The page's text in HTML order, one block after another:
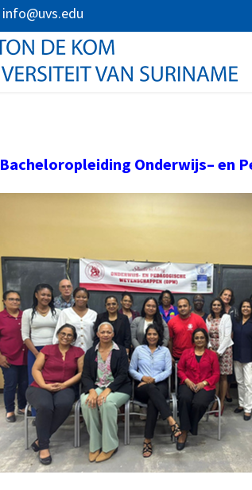
info@uvs.edu
Bacheloropleiding Onderwijs–en